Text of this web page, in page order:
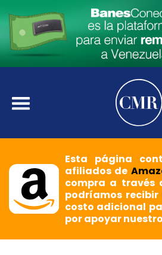
Esta página
afiliados de
compra a través
podríamos
costo adicional
por apoyar